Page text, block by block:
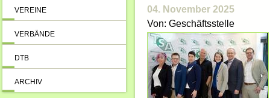
VEREINE
VERBÄNDE
DTB
ARCHIV
04. November 2025
Von: Geschäftsstelle